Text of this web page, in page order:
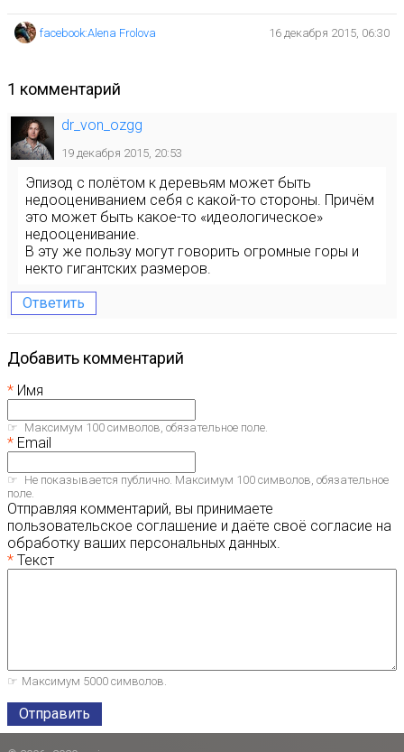
facebook:Alena Frolova 16 декабря 2015, 06:30
1 комментарий
dr_von_ozgg
19 декабря 2015, 20:53
Эпизод с полётом к деревьям может быть
недооцениванием себя с какой-то стороны. Причём
это может быть какое-то «идеологическое»
недооценивание.
В эту же пользу могут говорить огромные горы и
некто гигантских размеров.
Ответить
Добавить комментарий
Имя
Максимум 100 символов, обязательное поле.
Email
Не показывается публично. Максимум 100 символов, обязательное
поле.
Отправляя комментарий, вы принимаете
пользовательское соглашение и даёте своё согласие на
обработку ваших персональных данных.
Текст
Максимум 5000 символов.
Отправить